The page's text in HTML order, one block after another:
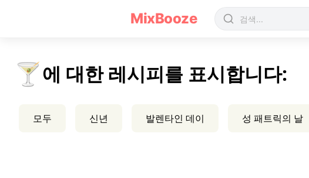
MixBooze
🍸에 대한 레시피를 표시합니다:
모두 신년 발렌타인 데이 성 패트릭의 날